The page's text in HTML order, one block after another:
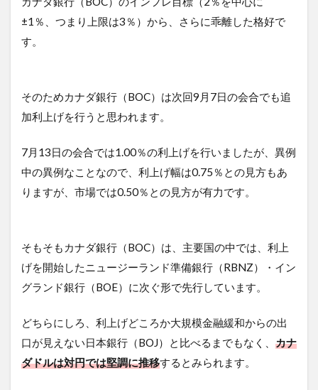
±1％、つまり上限は3％）から、さらに乖離した格好で
す。
そのためカナダ銀行（BOC）は次回9月7日の会合でも追
加利上げを行うと思われます。
7月13日の会合では1.00％の利上げを行いましたが、異例
中の異例なことなので、利上げ幅は0.75％との見方もあ
りますが、市場では0.50％との見方が有力です。
そもそもカナダ銀行（BOC）は、主要国の中では、利上
げを開始したニュージーランド準備銀行（RBNZ）・イン
グランド銀行（BOE）に次ぐ形で先行しています。
どちらにしろ、利上げどころか大規模金融緩和からの出
口が見えない日本銀行（BOJ）と比べるまでもなく、 カナ
ダドルは対円では堅調に推移するとみられます。